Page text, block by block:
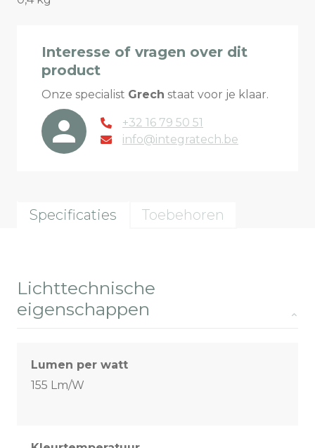
Interesse of vragen over dit
product
Onze specialist Grech staat voor je klaar.
+32 16 79 50 51
info@integratech.be
Specificaties Toebehoren
Lichttechnische
eigenschappen
Lumen per watt
155 Lm/W